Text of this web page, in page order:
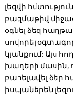
լեզվի
բազմաթիվ
օգնել ձեզ
սովորել
կյանքում: Այս
խաղերի մասին,
բարելավել ձեր
իսպաներեն